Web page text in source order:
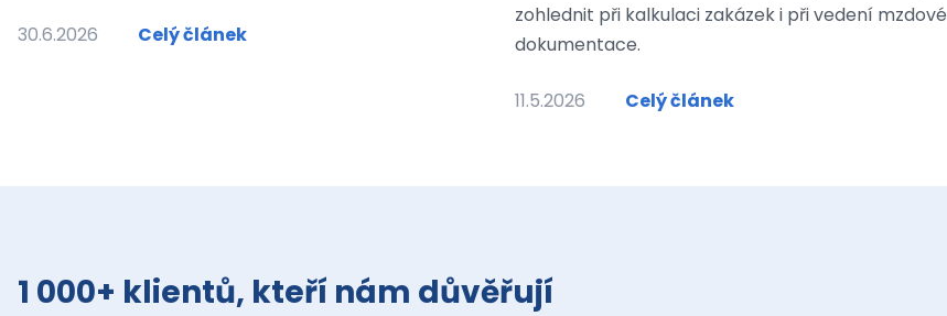
30.6.2026 Celý článek
zohlednit při kalkulaci zakázek i při vedení mzdové
dokumentace.
11.5.2026 Celý článek
1 000+ klientů, kteří nám důvěřují